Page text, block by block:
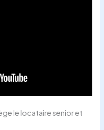
le locataire senior et